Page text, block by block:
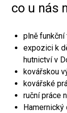
co u nás
plně
expozici k
hutnictví v
kovářskou
kovářské
ruční práce
Hamernický